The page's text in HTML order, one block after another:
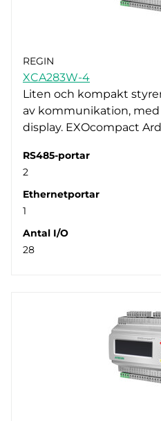
REGIN
XCA283W-4
Liten och kompakt
av kommunikation,
display. EXOcompact
RS485-portar
2
Ethernetportar
1
Antal I/O
28